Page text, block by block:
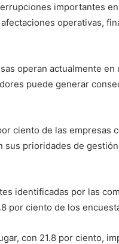
importantes
operativas,
operan actualmente
puede generar
ciento de las empresas
sus prioridades de
identificadas por las
por ciento de los
con 21.8 por ciento,